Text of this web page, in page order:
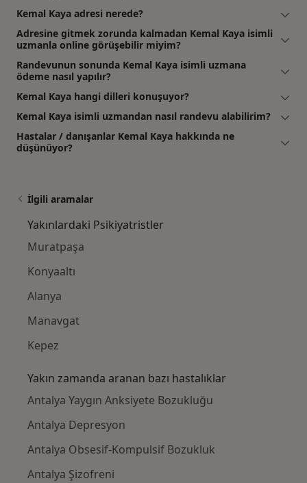
Kemal Kaya adresi nerede?
Adresine gitmek zorunda kalmadan Kemal Kaya isimli
uzmanla online görüşebilir miyim?
Randevunun sonunda Kemal Kaya isimli uzmana
ödeme nasıl yapılır?
Kemal Kaya hangi dilleri konuşuyor?
Kemal Kaya isimli uzmandan nasıl randevu alabilirim?
Hastalar / danışanlar Kemal Kaya hakkında ne
düşünüyor?
İlgili aramalar
Yakınlardaki Psikiyatristler
Muratpaşa
Konyaaltı
Alanya
Manavgat
Kepez
Yakın zamanda aranan bazı hastalıklar
Antalya Yaygın Anksiyete Bozukluğu
Antalya Depresyon
Antalya Obsesif-Kompulsif Bozukluk
Antalya Şizofreni